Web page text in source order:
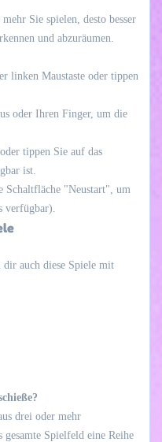
Sie spielen, desto besser
und abzuräumen.
linken Maustaste oder tippen
oder Ihren Finger, um die
tippen Sie auf das
ist.
Schaltfläche "Neustart", um
verfügbar).
auch diese Spiele mit
drei oder mehr
Spielfeld eine Reihe